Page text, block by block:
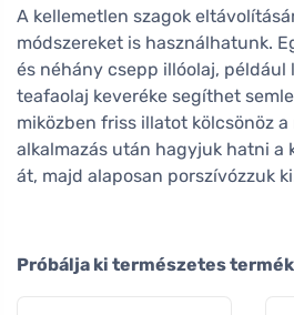
A kellemetlen szagok
módszereket is használhatunk.
és néhány csepp illóolaj, például
teafaolaj keveréke segíthet
miközben friss illatot kölcsönöz
alkalmazás után hagyjuk hatni a
át, majd alaposan porszívózzuk
Próbálja ki természetes